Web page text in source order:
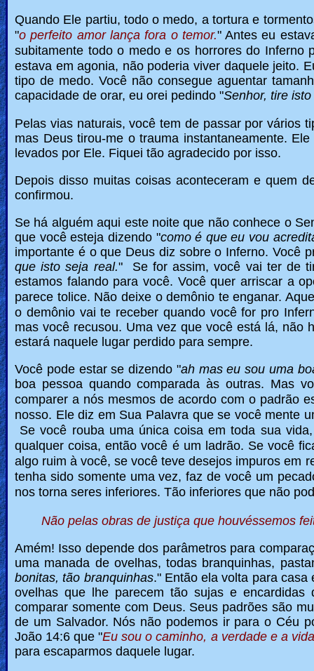
Quando Ele partiu, todo o medo, a tortura e
"o perfeito amor lança fora o temor." Antes eu
subitamente todo o medo e os horrores do Inferno
estava em agonia, não poderia viver daquele jeito.
tipo de medo. Você não consegue aguentar
capacidade de orar, eu orei pedindo "Senhor, tire
Pelas vias naturais, você tem de passar por vários
mas Deus tirou-me o trauma instantaneamente. Ele
levados por Ele. Fiquei tão agradecido por isso.
Depois disso muitas coisas aconteceram e quem
confirmou.
Se há alguém aqui este noite que não conhece o
que você esteja dizendo "como é que eu vou
importante é o que Deus diz sobre o Inferno. Você
que isto seja real." Se for assim, você vai ter de
estamos falando para você. Você quer arriscar a
parece tolice. Não deixe o demônio te enganar.
o demônio vai te receber quando você for pro
mas você recusou. Uma vez que você está lá, não
estará naquele lugar perdido para sempre.
Você pode estar se dizendo "ah mas eu sou uma
boa pessoa quando comparada às outras. Mas
comparer a nós mesmos de acordo com o padrão
nosso. Ele diz em Sua Palavra que se você mente
Se você rouba uma única coisa em toda sua
qualquer coisa, então você é um ladrão. Se você
algo ruim à você, se você teve desejos impuros em
tenha sido somente uma vez, faz de você um
nos torna seres inferiores. Tão inferiores que não
Não pelas obras de justiça que houvéssemos
Amém! Isso depende dos parâmetros para
uma manada de ovelhas, todas branquinhas,
bonitas, tão branquinhas." Então ela volta para casa
ovelhas que lhe parecem tão sujas e
comparar somente com Deus. Seus padrões são
de um Salvador. Nós não podemos ir para o Céu
João 14:6 que "Eu sou o caminho, a verdade e a
para escaparmos daquele lugar.